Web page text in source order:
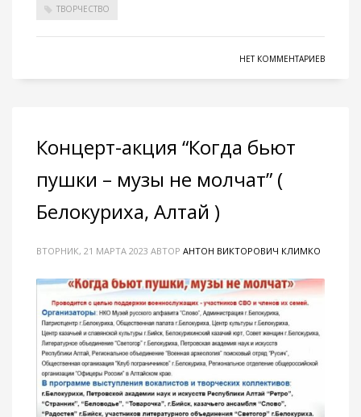
ТВОРЧЕСТВО
НЕТ КОММЕНТАРИЕВ
Концерт-акция “Когда бьют
пушки – музы не молчат” (
Белокуриха, Алтай )
ВТОРНИК, 21 МАРТА 2023 АВТОР АНТОН ВИКТОРОВИЧ КЛИМКО